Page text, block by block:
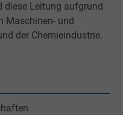
diese Leitung aufgrund
Maschinen- und
der Chemieindustrie.